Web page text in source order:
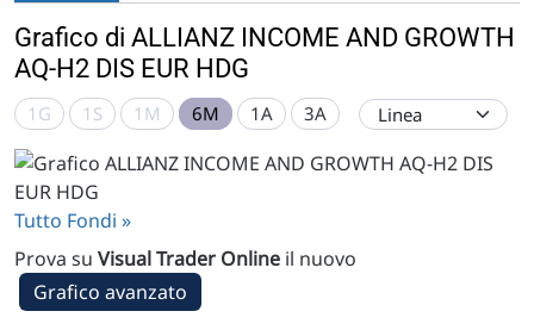
Grafico di ALLIANZ INCOME AND GROWTH
AQ-H2 DIS EUR HDG
1G 1S 1M 6M 1A 3A
Tutto Fondi »
Prova su Visual Trader Online il nuovo
Grafico avanzato